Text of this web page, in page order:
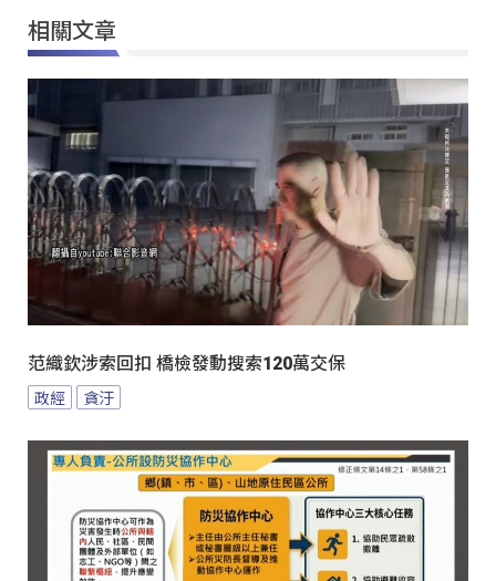
相關文章
范織欽涉索回扣 橋檢發動搜索120萬交保
政經 貪汙